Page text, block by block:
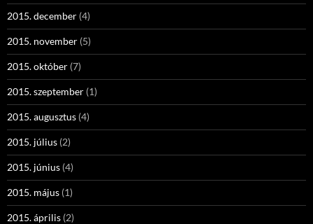
2015. december (4)
2015. november (5)
2015. október (7)
2015. szeptember (1)
2015. augusztus (4)
2015. július (2)
2015. június (4)
2015. május (1)
2015. április (2)